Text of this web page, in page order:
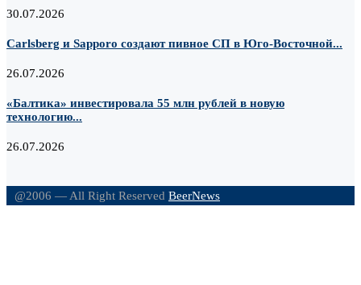
30.07.2026
Carlsberg и Sapporo создают пивное СП в Юго-Восточной...
26.07.2026
«Балтика» инвестировала 55 млн рублей в новую
технологию...
26.07.2026
@2006 — All Right Reserved BeerNews